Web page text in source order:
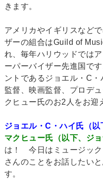
きます。
アメリカやイギリスなど
ザーの組合はGuild of
れ、毎年ハリウッドでは
ーパーバイザー先進国で
ントであるジョエル・C
監督、映画監督、プロデ
クヒュー氏のお2人をお迎
ジョエル・C・ハイ氏（以
マクヒュー氏（以下、ジョ
は！ 今日はミュージック
さんのことをお話したい
す。